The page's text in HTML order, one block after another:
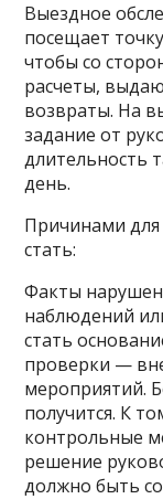
Выездное
посещает
чтобы со
расчеты,
возвраты. На
задание от
длительность
день.
Причинами для
стать:
Факты
наблюдений
стать
проверки —
мероприятий.
получится. К
контрольные
решение
должно быть